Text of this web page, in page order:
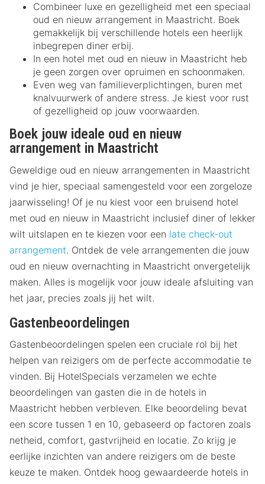
Combineer luxe en gezelligheid met een speciaal
oud en nieuw arrangement in Maastricht. Boek
gemakkelijk bij verschillende hotels een heerlijk
inbegrepen diner erbij.
In een hotel met oud en nieuw in Maastricht heb
je geen zorgen over opruimen en schoonmaken.
Even weg van familieverplichtingen, buren met
knalvuurwerk of andere stress. Je kiest voor rust
of gezelligheid op jouw voorwaarden.
Boek jouw ideale oud en nieuw
arrangement in Maastricht
Geweldige oud en nieuw arrangementen in Maastricht
vind je hier, speciaal samengesteld voor een zorgeloze
jaarwisseling! Of je nu kiest voor een bruisend hotel
met oud en nieuw in Maastricht inclusief diner of lekker
wilt uitslapen en te kiezen voor een late check-out
arrangement. Ontdek de vele arrangementen die jouw
oud en nieuw overnachting in Maastricht onvergetelijk
maken. Alles is mogelijk voor jouw ideale afsluiting van
het jaar, precies zoals jij het wilt.
Gastenbeoordelingen
Gastenbeoordelingen spelen een cruciale rol bij het
helpen van reizigers om de perfecte accommodatie te
vinden. Bij HotelSpecials verzamelen we echte
beoordelingen van gasten die in de hotels in
Maastricht hebben verbleven. Elke beoordeling bevat
een score tussen 1 en 10, gebaseerd op factoren zoals
netheid, comfort, gastvrijheid en locatie. Zo krijg je
eerlijke inzichten van andere reizigers om de beste
keuze te maken. Ontdek hoog gewaardeerde hotels in